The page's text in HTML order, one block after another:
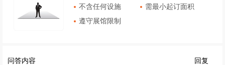
不含任何设施
需最小起订面积
遵守展馆限制
问答内容 回复